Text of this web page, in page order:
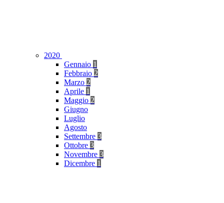
2020
Gennaio 1
Febbraio 2
Marzo 2
Aprile 1
Maggio 2
Giugno
Luglio
Agosto
Settembre 3
Ottobre 3
Novembre 3
Dicembre 1